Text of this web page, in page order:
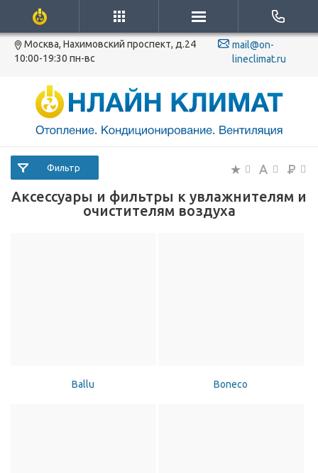
Москва, Нахимовский проспект, д.24
10:00-19:30 пн-вс
mail@on-
lineclimat.ru
Аксессуары и фильтры к увлажнителям и
очистителям воздуха
Ballu Boneco
Фильтр